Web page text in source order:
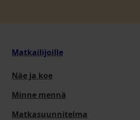
Matkailijoille
Näe ja koe
Minne mennä
Matkasuunnitelma